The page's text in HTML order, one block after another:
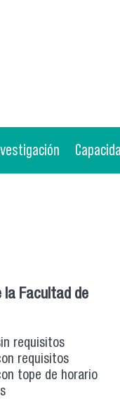
la Facultad de
requisitos
requisitos
tope de horario